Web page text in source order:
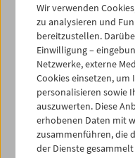
Sergio Leone
1987 war Sergio Leone
nach Wien gereist. Am
Vorstellung seines
Americaim Rahmen der
Country".
Retrospektive
Wir verwenden
zu analysieren und
bereitzustellen.
Einwilligung –
Netzwerke, externe
Cookies einsetzen, um
personalisieren sowie
auszuwerten. Diese
erhobenen Daten mit
zusammenführen, die
der Dienste